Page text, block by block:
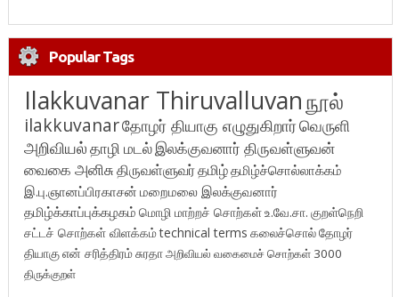
Popular Tags
Ilakkuvanar Thiruvalluvanநூல்
ilakkuvanarதோழர் தியாகு எழுதுகிறார்வெருளி
அறிவியல்தாழி மடல்இலக்குவனார் திருவள்ளுவன்
வைகை அனிசுதிருவள்ளுவர்தமிழ்தமிழ்ச்சொல்லாக்கம்
இ.பு.ஞானப்பிரகாசன் மறைமலை இலக்குவனார்
தமிழ்க்காப்புக்கழகம் மொழி மாற்றச் சொற்கள்உ.வே.சா. குறள்நெறி
சட்டச் சொற்கள் விளக்கம்technical terms கலைச்சொல்தோழர்
தியாகுஎன் சரித்திரம்சுரதாஅறிவியல் வகைமைச் சொற்கள் 3000
திருக்குறள்